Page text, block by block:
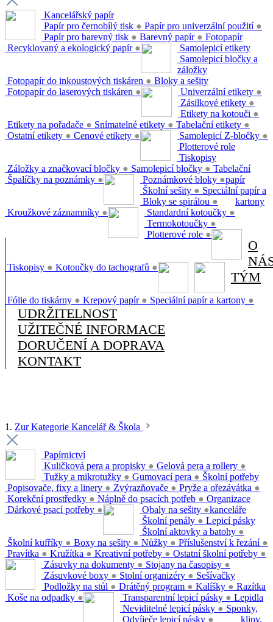
Kancelářský papír
Papír pro černobílý tisk ● Papír pro univerzální použití ●
Papír pro barevný tisk ● Barevný papír ●
Recyklovaný a ekologický papír ●
Fotopapír
Fotopapír do inkoustových tiskáren ●
Fotopapír do laserových tiskáren ●
Samolepicí etikety
Univerzální etikety ●
Zásilkové etikety ●
Etikety na kotouči ●
Etikety na pořadače ● Snímatelné etikety ● Tabelační etikety ●
Ostatní etikety ● Cenové etikety ●
Samolepicí bločky a
záložky
Samolepicí Z-bločky ●
Záložky a značkovací bločky ● Samolepicí bločky ●
Špalíčky na poznámky ●
Bloky a sešity
Poznámkové bloky ●
Školní sešity ●
Bloky se spirálou ●
Kroužkové záznamníky ●
Plotterové role
Standardní kotoučky ●
Termokotoučky ●
Plotterové role ●
Tiskopisy
Tiskopisy ● Kotoučky do tachografů ●
Tabelační
papír
Speciální papír a
kartony
Fólie do tiskárny ● Krepový papír ● Speciální papír a kartony ●
O
TÝM
UDRŽITELNOST
UŽITEČNÉ INFORMACE
DORUČENÍ A DOPRAVA
KONTAKT
1. Zur Kategorie Kancelář & Škola
Papírnictví
Kuličková pera a propisky ● Gelová pera a rollery ●
Tužky a mikrotužky ● Gumovací pera ●
Popisovače, fixy a linery ● Zvýrazňovače ● Pryže a ořezávátka ●
Korekční prostředky ● Náplně do psacích potřeb ●
Dárkové psací potřeby ●
Školní potřeby
Obaly na sešity ●
Školní penály ●
Školní aktovky a batohy ●
Školní kufříky ● Boxy na sešity ● Nůžky ● Příslušenství k řezání ●
Pravítka ● Kružítka ● Kreativní potřeby ● Ostatní školní potřeby ●
Organizace
kanceláře
Zásuvky na dokumenty ● Stojany na časopisy ●
Zásuvkové boxy ● Stolní organizéry ●
Podložky na stůl ● Drátěný program ● Kalíšky ●
Koše na odpadky ●
Lepicí pásky
Transparentní lepicí pásky ●
Neviditelné lepicí pásky ●
Odvíječe lepicí pásky ●
Sešívačky
Razítka
Lepidla
Sponky,
klipy,